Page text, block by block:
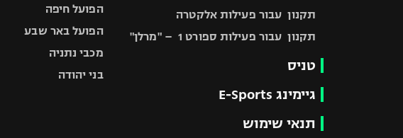
תקנון עבור פעילות אלקטרה
תקנון עבור פעילות ספורט 1 – "מרלן"
טניס
גיימינג E-Sports
תנאי שימוש
הפועל חיפה
הפועל באר שבע
מכבי נתניה
בני יהודה